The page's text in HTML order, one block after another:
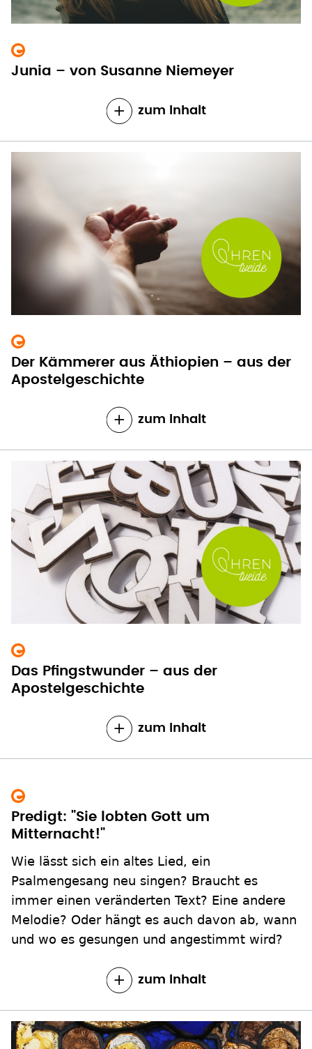
Junia – von Susanne Niemeyer
zum Inhalt
Der Kämmerer aus Äthiopien – aus der
Apostelgeschichte
zum Inhalt
Das Pfingstwunder – aus der
Apostelgeschichte
zum Inhalt
Predigt: "Sie lobten Gott um
Mitternacht!"
Wie lässt sich ein altes Lied, ein
Psalmengesang neu singen? Braucht es
immer einen veränderten Text? Eine andere
Melodie? Oder hängt es auch davon ab, wann
und wo es gesungen und angestimmt wird?
zum Inhalt